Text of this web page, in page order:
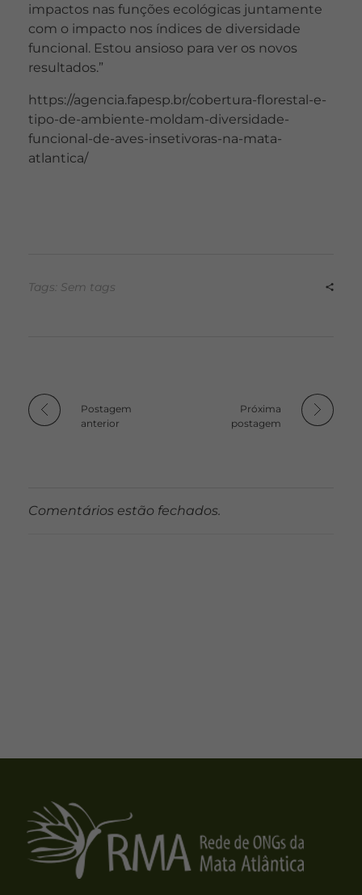
impactos nas funções ecológicas juntamente
com o impacto nos índices de diversidade
funcional. Estou ansioso para ver os novos
resultados.”
https://agencia.fapesp.br/cobertura-florestal-e-
tipo-de-ambiente-moldam-diversidade-
funcional-de-aves-insetivoras-na-mata-
atlantica/
Tags: Sem tags
Postagem
anterior
Próxima
postagem
Comentários estão fechados.